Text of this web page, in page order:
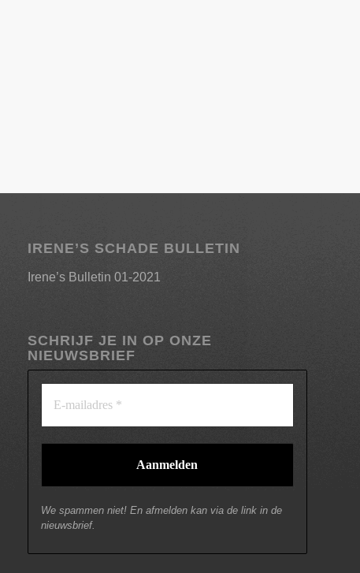
IRENE’S SCHADE BULLETIN
Irene’s Bulletin 01-2021
SCHRIJF JE IN OP ONZE
NIEUWSBRIEF
We spammen niet! En afmelden kan via de link in de
nieuwsbrief.